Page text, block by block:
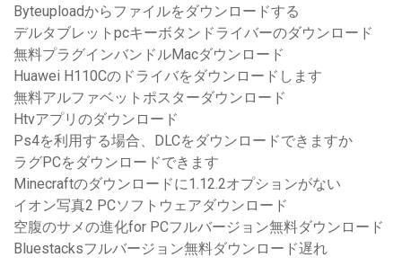
Byteuploadからファイルをダウンロードする
デルタブレットpcキーボタンドライバーのダウンロード
無料プラグインバンドルMacダウンロード
Huawei H110Cのドライバをダウンロードします
無料アルファベットポスターダウンロード
Htvアプリのダウンロード
Ps4を利用する場合、DLCをダウンロードできますか
ラグPCをダウンロードできます
Minecraftのダウンロードに1.12.2オプションがない
イオン写真2 PCソフトウェアダウンロード
空腹のサメの進化for PCフルバージョン無料ダウンロード
Bluestacksフルバージョン無料ダウンロード遅れ